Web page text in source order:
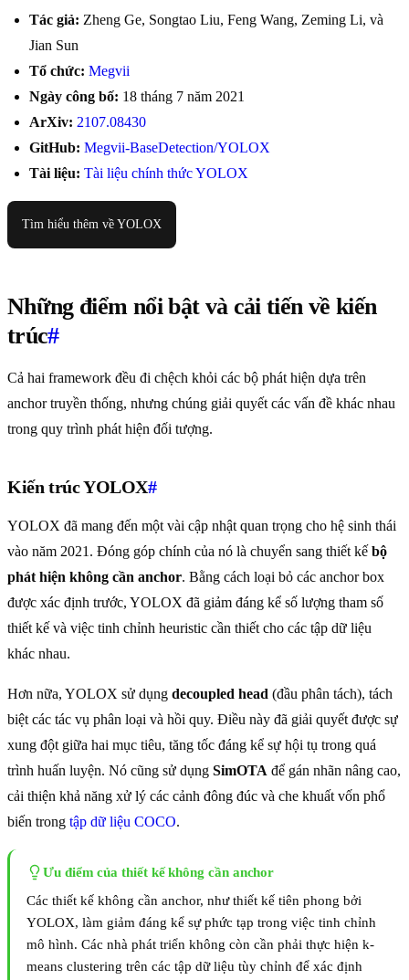
Tác giả: Zheng Ge, Songtao Liu, Feng Wang, Zeming Li, và
Jian Sun
Tổ chức: Megvii
Ngày công bố: 18 tháng 7 năm 2021
ArXiv: 2107.08430
GitHub: Megvii-BaseDetection/YOLOX
Tài liệu: Tài liệu chính thức YOLOX
Tìm hiểu thêm về YOLOX
Những điểm nổi bật và cải tiến về kiến
trúc#
Cả hai framework đều đi chệch khỏi các bộ phát hiện dựa trên
anchor truyền thống, nhưng chúng giải quyết các vấn đề khác nhau
trong quy trình phát hiện đối tượng.
Kiến trúc YOLOX#
YOLOX đã mang đến một vài cập nhật quan trọng cho hệ sinh thái
vào năm 2021. Đóng góp chính của nó là chuyển sang thiết kế bộ
phát hiện không cần anchor. Bằng cách loại bỏ các anchor box
được xác định trước, YOLOX đã giảm đáng kể số lượng tham số
thiết kế và việc tinh chỉnh heuristic cần thiết cho các tập dữ liệu
khác nhau.
Hơn nữa, YOLOX sử dụng decoupled head (đầu phân tách), tách
biệt các tác vụ phân loại và hồi quy. Điều này đã giải quyết được sự
xung đột giữa hai mục tiêu, tăng tốc đáng kể sự hội tụ trong quá
trình huấn luyện. Nó cũng sử dụng SimOTA để gán nhãn nâng cao,
cải thiện khả năng xử lý các cảnh đông đúc và che khuất vốn phổ
biến trong tập dữ liệu COCO.
Ưu điểm của thiết kế không cần anchor
Các thiết kế không cần anchor, như thiết kế tiên phong bởi
YOLOX, làm giảm đáng kể sự phức tạp trong việc tinh chỉnh
mô hình. Các nhà phát triển không còn cần phải thực hiện k-
means clustering trên các tập dữ liệu tùy chỉnh để xác định